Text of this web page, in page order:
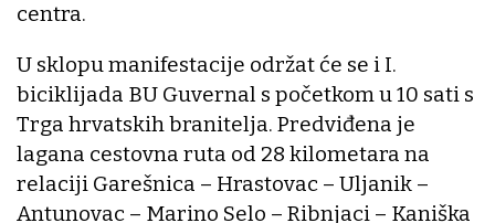
centra.
U sklopu manifestacije održat će se i I.
biciklijada BU Guvernal s početkom u 10 sati s
Trga hrvatskih branitelja. Predviđena je
lagana cestovna ruta od 28 kilometara na
relaciji Garešnica – Hrastovac – Uljanik –
Antunovac – Marino Selo – Ribnjaci – Kaniška